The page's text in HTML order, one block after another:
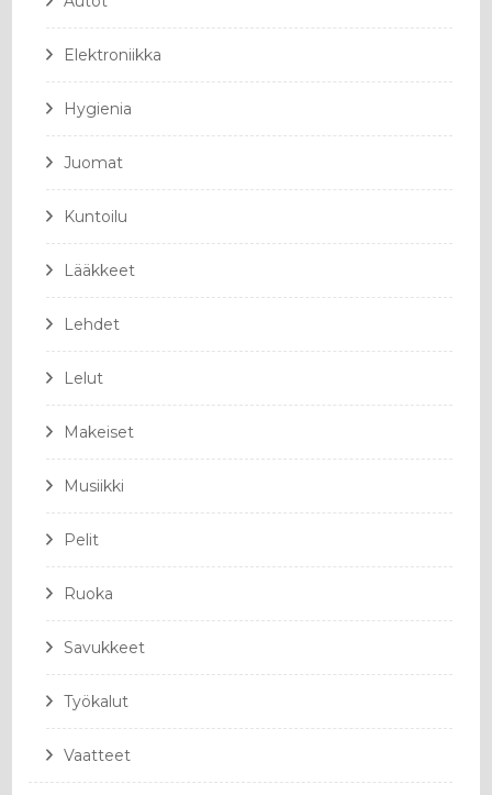
Elektroniikka
Hygienia
Juomat
Kuntoilu
Lääkkeet
Lehdet
Lelut
Makeiset
Musiikki
Pelit
Ruoka
Savukkeet
Työkalut
Vaatteet